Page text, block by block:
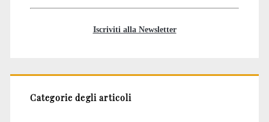
Iscriviti alla Newsletter
Categorie degli articoli